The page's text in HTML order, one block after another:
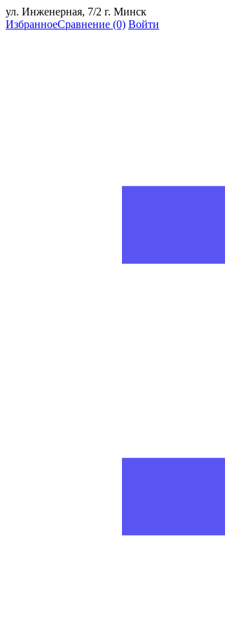
ул. Инженерная, 7/2 г. Минск
ИзбранноеСравнение (0) Войти